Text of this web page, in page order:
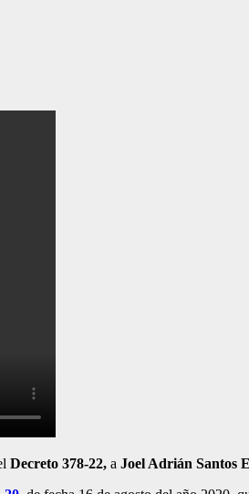
Decreto 378-22, a Joel Adrián Santos